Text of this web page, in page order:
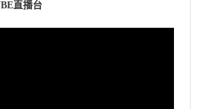
直播台